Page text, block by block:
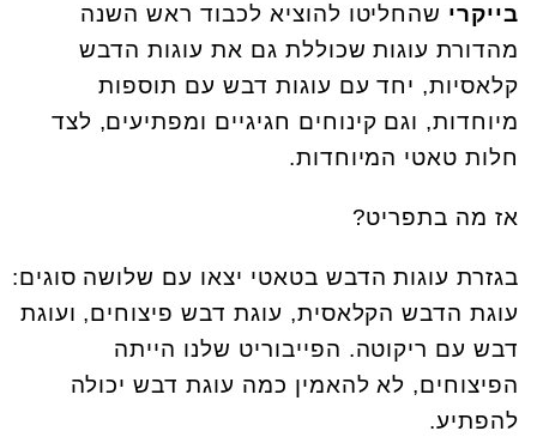
בייקרי שהחליטו להוציא לכבוד ראש השנה
מהדורת עוגות שכוללת גם את עוגות הדבש
קלאסיות, יחד עם עוגות דבש עם תוספות
מיוחדות, וגם קינוחים חגיגיים ומפתיעים, לצד
חלות טאטי המיוחדות.
אז מה בתפריט?
בגזרת עוגות הדבש בטאטי יצאו עם שלושה סוגים:
עוגת הדבש הקלאסית, עוגת דבש פיצוחים, ועוגת
דבש עם ריקוטה. הפייבוריט שלנו הייתה
הפיצוחים, לא להאמין כמה עוגת דבש יכולה
להפתיע.